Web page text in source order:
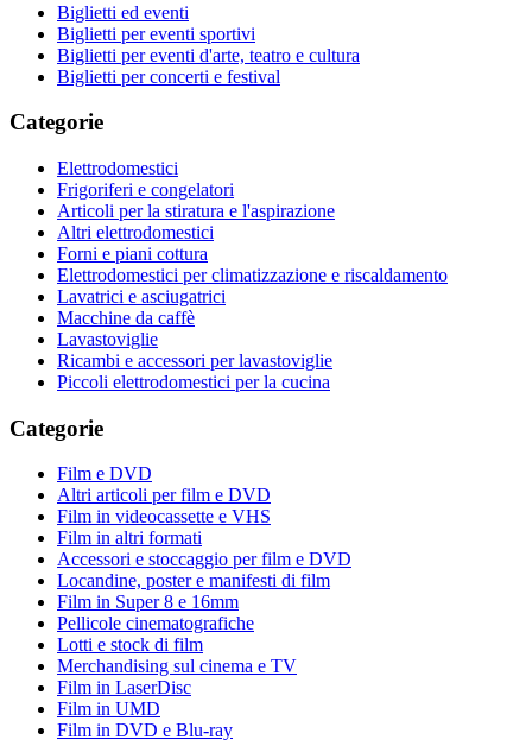
Biglietti ed eventi
Biglietti per eventi sportivi
Biglietti per eventi d'arte, teatro e cultura
Biglietti per concerti e festival
Categorie
Elettrodomestici
Frigoriferi e congelatori
Articoli per la stiratura e l'aspirazione
Altri elettrodomestici
Forni e piani cottura
Elettrodomestici per climatizzazione e riscaldamento
Lavatrici e asciugatrici
Macchine da caffè
Lavastoviglie
Ricambi e accessori per lavastoviglie
Piccoli elettrodomestici per la cucina
Categorie
Film e DVD
Altri articoli per film e DVD
Film in videocassette e VHS
Film in altri formati
Accessori e stoccaggio per film e DVD
Locandine, poster e manifesti di film
Film in Super 8 e 16mm
Pellicole cinematografiche
Lotti e stock di film
Merchandising sul cinema e TV
Film in LaserDisc
Film in UMD
Film in DVD e Blu-ray